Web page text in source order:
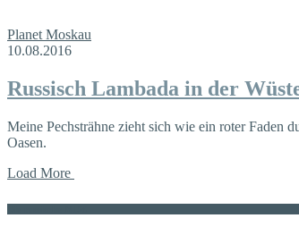
Planet Moskau
10.08.2016
Russisch Lambada in der
Meine Pechsträhne zieht sich wie ein roter Faden
Oasen.
Load More